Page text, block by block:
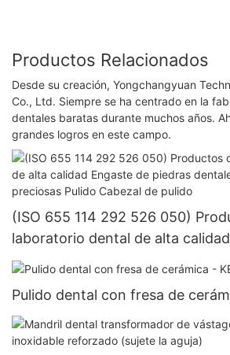
Productos Relacionados
Desde su creación, Yongchangyuan
Co., Ltd. Siempre se ha centrado en la
dentales baratas durante muchos años.
grandes logros en este campo.
(ISO 655 114 292 526 050)
laboratorio dental de alta
piedras dentales Equipos de
Pulido dental con fresa de